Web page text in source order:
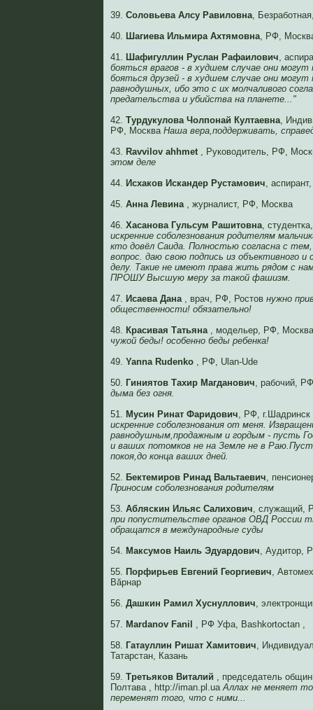
39. Соловьева Алсу Равиловна ,
40.
Шагиева Ильмира Ахтямовна , РФ,
41.
Шафигуллин Руслан Рафаилович ,
бояться врагов - в худшем случае они
бояться друзей - в худшем случае они
равнодушных, ибо это с их молчаливого
предательства и убийства на планете..."
42. Турдукулова Чолпонай Култаевна ,
РФ, Москва Наша вера,поддерживать,
43.
Ravvilov ahhmet
, Руководитель, РФ,
этом деле
44.
Исхаков Искандер Рустамович ,
45. Анна Левина
, журналист, РФ, Москва
46. Хасанова Гульсум Рашитовна ,
искренние соболезнования родителям
кто довёл Саида. Полностью согласна с
вопрос. даю свою подпись из объективного
делу. Такие не имеют права жить рядом с
ПРОШУ Высшую меру за такой фашизм.
47.
Исаева Дана , врач, РФ, Ростов нужно
общественности! обязательно!
48.
Красивая Татьяна
, модельер, РФ,
чужой беды! особенно беды ребенка!
49. Yanna Rudenko
, РФ, Ulan-Ude
50.
Гиниятов Тахир Магданович , рабочий,
дыма без огня.
51.
Мусин Ринат Фаридович , РФ, г.Шадринск
искренние соболезнования от меня.
равнодушным,продажным и гордым - пусть
и ваших потомков не на Земле не в
покоя,до конца ваших дней.
52.
Бектемиров Ринад Вальтаевич ,
Приносим соболезнования родителям
53. Абляскин Ильяс Салихович ,
при попустительстве органов ОВД России
обращатся в международные суды
54.
Максумов Наиль Эдуардович , Аудитор,
55.
Порфирьев Евгений Георгиевич ,
Вăрнар
56. Дашкин Рамил Хуснуллович ,
57.
Mardanov Fanil
, РФ Уфа, Bashkortoctan ,
58.
Гатауллин Ришат Хамитович ,
Татарстан, Казань
59. Третьяков Виталий
, председатель
Полтава , http://iman.pl.ua Аллах не меняет
переменят того, что с ними...